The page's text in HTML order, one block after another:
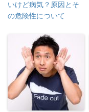
いけど病気？原因とそ
の危険性について